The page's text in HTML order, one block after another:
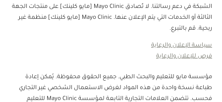
الشبكة في دعم رسالتنا. لا تُصادق Mayo Clinic [مايو كلينك] على منتجات الجهة
الثالثة أو الخدمات التي يتم الإعلان عنها. Mayo Clinic [مايو كلينك] منظمة غير
ربحية. قم بالتبرع.
سياسة الإعلان والرعاية
فرص للإعلان والرعاية
مؤسسة مايو للتعليم والبحث الطبي. جميع الحقوق محفوظة. يُمكن إعادة
طباعة نسخة واحدة من هذه المواد لغرض الاستعمال الشخصي غير التجاري
فحسب. تتضمن العلامات التجارية التابعة لمؤسسة Mayo Clinic للتعليم